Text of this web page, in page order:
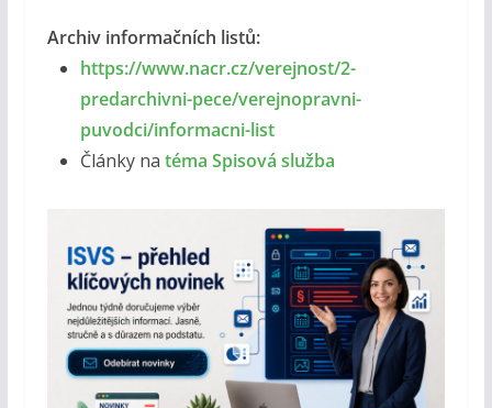
Archiv informačních listů:
https://www.nacr.cz/verejnost/2-
predarchivni-pece/verejnopravni-
puvodci/informacni-list
Články na téma Spisová služba